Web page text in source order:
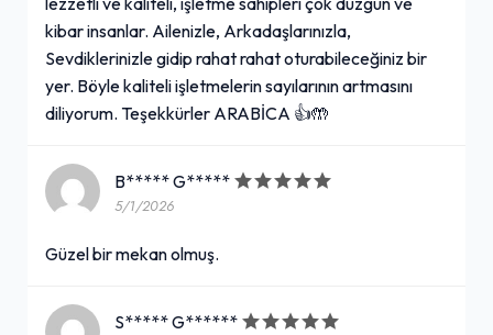
kibar insanlar. Ailenizle, Arkadaşlarınızla,
Sevdiklerinizle gidip rahat rahat oturabileceğiniz bir
yer. Böyle kaliteli işletmelerin sayılarının artmasını
diliyorum. Teşekkürler ARABİCA 👍🤲
B***** G*****
5/1/2026
Güzel bir mekan olmuş.
S***** G******